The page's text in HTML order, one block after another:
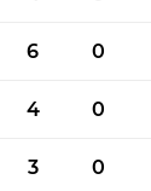
6 0
4 0
3 0